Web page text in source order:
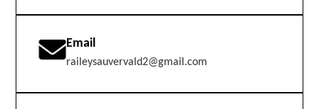
Email
raileysauvervald2@gmail.com